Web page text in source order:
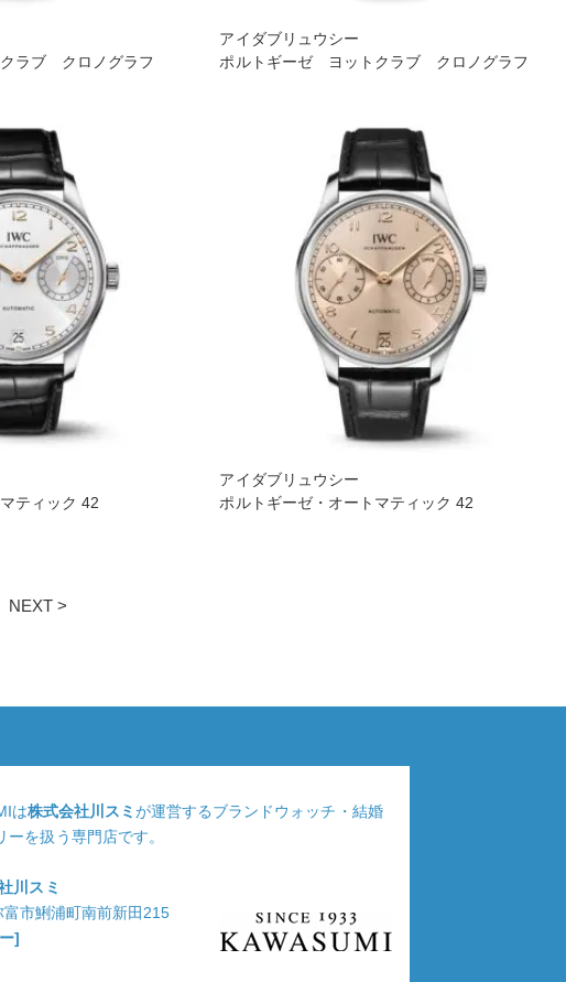
ラブ クロノグラフ
アイダブリュウシー
ポルトギーゼ ヨットクラブ クロノグラフ
ティック 42
アイダブリュウシー
ポルトギーゼ・オートマティック 42
NEXT >
は株式会社川スミが運営するブランドウォッチ・結婚
を扱う専門店です。
川スミ
市鯏浦町南前新田215
]